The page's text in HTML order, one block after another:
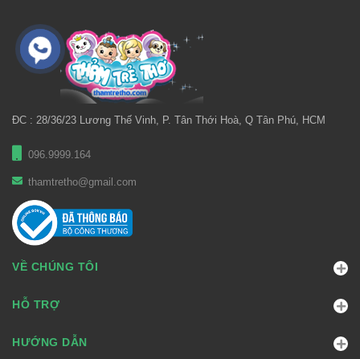
ĐC : 28/36/23 Lương Thế Vinh, P. Tân Thới Hoà, Q Tân Phú, HCM
096.9999.164
thamtretho@gmail.com
VỀ CHÚNG TÔI
HỖ TRỢ
HƯỚNG DẪN